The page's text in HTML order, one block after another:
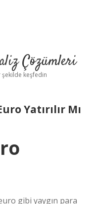
Çözümleri
şekilde keşfedin
Yatırılır Mı
gibi yaygın para